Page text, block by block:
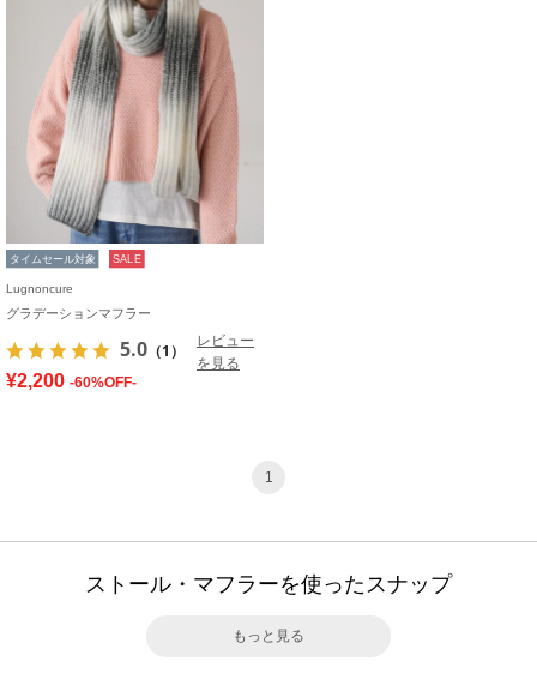
タイムセール対象 SALE
Lugnoncure
グラデーションマフラー
5.0 （1）
レビュー
を見る
¥2,200 -60%OFF-
1
ストール・マフラーを使ったスナップ
もっと見る